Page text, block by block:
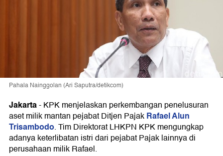
Pahala Nainggolan (Ari Saputra/detikcom)
Jakarta-KPK menjelaskan perkembangan penelusuran
aset milik mantan pejabat Ditjen PajakRafael Alun
Trisambodo. Tim Direktorat LHKPN KPK mengungkap
adanya keterlibatan istri dari pejabat Pajak lainnya di
perusahaan milik Rafael.